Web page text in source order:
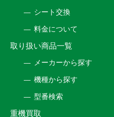
シート交換
料金について
取り扱い商品一覧
メーカーから探す
機種から探す
型番検索
重機買取